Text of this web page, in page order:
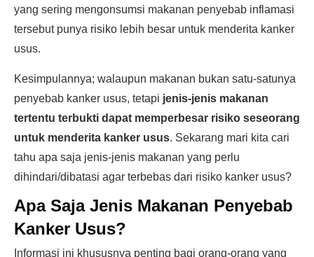
yang sering mengonsumsi makanan penyebab inflamasi
tersebut punya risiko lebih besar untuk menderita kanker
usus.
Kesimpulannya; walaupun makanan bukan satu-satunya
penyebab kanker usus, tetapi jenis-jenis makanan
tertentu terbukti dapat memperbesar risiko seseorang
untuk menderita kanker usus. Sekarang mari kita cari
tahu apa saja jenis-jenis makanan yang perlu
dihindari/dibatasi agar terbebas dari risiko kanker usus?
Apa Saja Jenis Makanan Penyebab
Kanker Usus?
Informasi ini khususnya penting bagi orang-orang yang